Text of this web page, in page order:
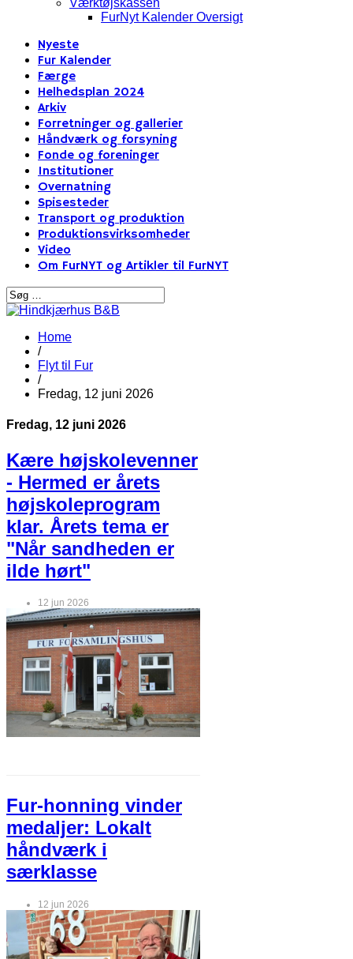
Værktøjskassen
FurNyt Kalender Oversigt
Nyeste
Fur Kalender
Færge
Helhedsplan 2024
Arkiv
Forretninger og gallerier
Håndværk og forsyning
Fonde og foreninger
Institutioner
Overnatning
Spisesteder
Transport og produktion
Produktionsvirksomheder
Video
Om FurNYT og Artikler til FurNYT
Home
/
Flyt til Fur
/
Fredag, 12 juni 2026
Fredag, 12 juni 2026
Kære højskolevenner
- Hermed er årets
højskoleprogram
klar. Årets tema er
"Når sandheden er
ilde hørt"
12 jun 2026
Fur-honning vinder
medaljer: Lokalt
håndværk i
særklasse
12 jun 2026